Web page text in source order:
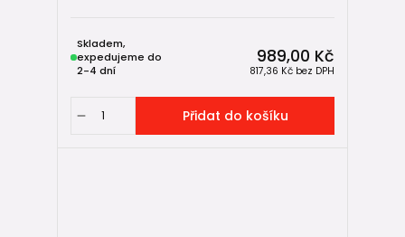
989,00 Kč
817,36 Kč bez DPH
Skladem,
expedujeme do
2-4 dní
Přidat do košíku